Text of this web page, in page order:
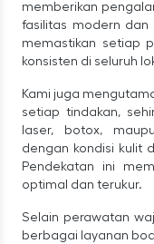
memberikan
fasilitas modern dan
memastikan setiap
konsisten di seluruh
Kami juga
setiap tindakan,
laser, botox,
dengan kondisi kulit
Pendekatan ini
optimal dan terukur.
Selain perawatan
berbagai layanan